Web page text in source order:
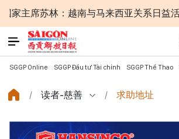
苏林：越南与马来西亚关系日益活跃
SGGP Online SGGP Đầu tư Tài chính SGGP Thể Thao
读者-慈善 求助地址